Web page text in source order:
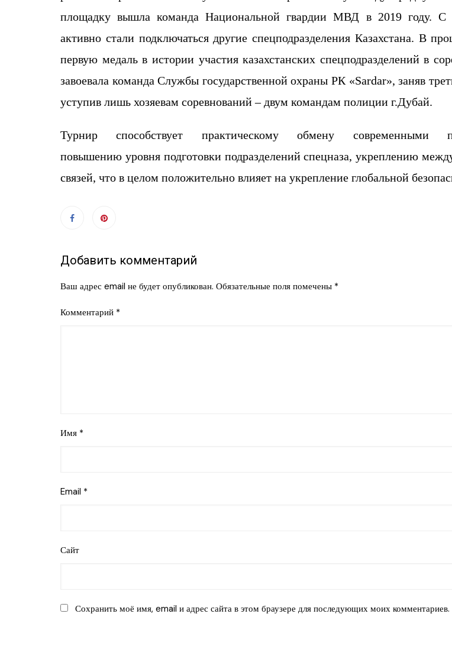
площадку вышла команда Национальной гвардии МВД в 2019 году. С
активно стали подключаться другие спецподразделения Казахстана. В
первую медаль в истории участия казахстанских спецподразделений в
завоевала команда Службы государственной охраны РК «Sardar», заняв
уступив лишь хозяевам соревнований – двум командам полиции г.Дубай.
Турнир способствует практическомуобмену современными
повышению уровняподготовки подразделений спецназа,укреплению
связей, что в целом положительно влияет на укрепление глобальной
Добавить комментарий
Ваш адрес email не будет опубликован. Обязательные поля помечены *
Комментарий *
Имя *
Email *
Сайт
Сохранить моё имя, email и адрес сайта в этом браузере для последующих моих комментариев.